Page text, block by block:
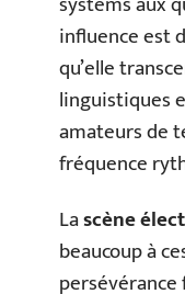
influence est
qu’elle
linguistiques
amateurs de
fréquence
Lascène
beaucoup à
persévérance